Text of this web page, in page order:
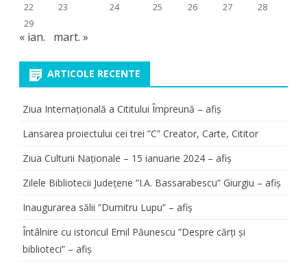
22
23 24 25 26 27
28
29
« ian. mart. »
ARTICOLE RECENTE
Ziua Internațională a Cititului Împreună – afiș
Lansarea proiectului cei trei ”C” Creator, Carte, Cititor
Ziua Culturii Naționale – 15 ianuarie 2024 – afiș
Zilele Bibliotecii Județene ”I.A. Bassarabescu” Giurgiu – afiș
Inaugurarea sălii ”Dumitru Lupu” – afiș
Întâlnire cu istoricul Emil Păunescu ”Despre cărți și
biblioteci” – afiș